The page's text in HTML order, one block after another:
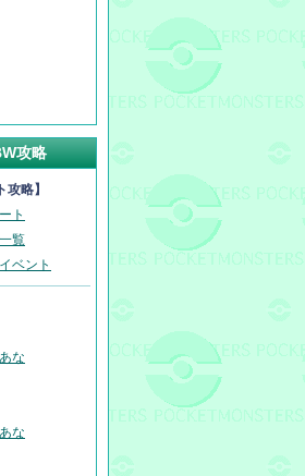
攻略
攻略】
ト
覧
ベント
な
な